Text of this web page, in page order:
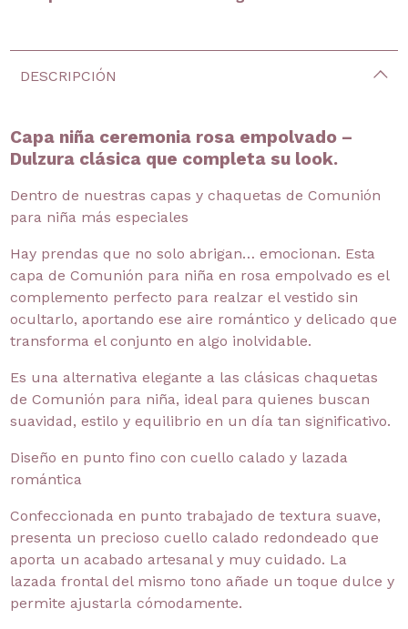
DESCRIPCIÓN
Capa niña ceremonia rosa empolvado –
Dulzura clásica que completa su look.
Dentro de nuestras capas y chaquetas de Comunión
para niña más especiales
Hay prendas que no solo abrigan… emocionan. Esta
capa de Comunión para niña en rosa empolvado es el
complemento perfecto para realzar el vestido sin
ocultarlo, aportando ese aire romántico y delicado que
transforma el conjunto en algo inolvidable.
Es una alternativa elegante a las clásicas chaquetas
de Comunión para niña, ideal para quienes buscan
suavidad, estilo y equilibrio en un día tan significativo.
Diseño en punto fino con cuello calado y lazada
romántica
Confeccionada en punto trabajado de textura suave,
presenta un precioso cuello calado redondeado que
aporta un acabado artesanal y muy cuidado. La
lazada frontal del mismo tono añade un toque dulce y
permite ajustarla cómodamente.